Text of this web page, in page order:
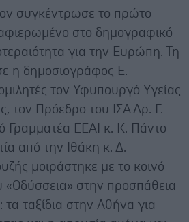
συγκέντρωσε το πρώτο
στο δημογραφικό
για την Ευρώπη. Τη
η δημοσιογράφος Ε.
τον Υφυπουργό Υγείας
τον Πρόεδρο του ΙΣΑ Δρ. Γ.
Γραμματέα ΕΕΑΙ κ. Κ. Πάντο
από την Ιθάκη κ. Δ.
μοιράστηκε με το κοινό
στην προσπάθεια
τα ταξίδια στην Αθήνα για